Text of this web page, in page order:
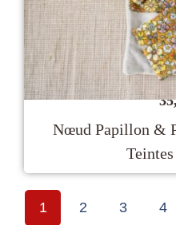
Nœud Papillon &
1 2 3 4